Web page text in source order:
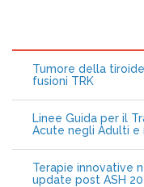
Tumore della
fusioni TRK
Linee Guida per il
Acute negli Adulti e
Terapie innovative
update post ASH